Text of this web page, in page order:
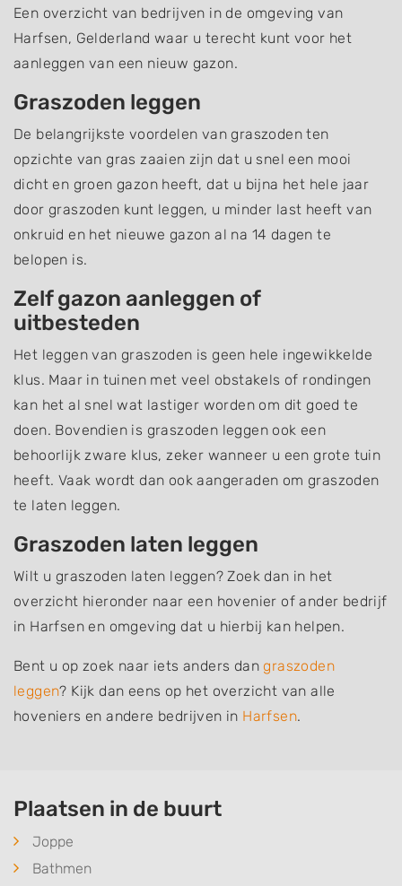
Een overzicht van bedrijven in de omgeving van
Harfsen, Gelderland waar u terecht kunt voor het
aanleggen van een nieuw gazon.
Graszoden leggen
De belangrijkste voordelen van graszoden ten
opzichte van gras zaaien zijn dat u snel een mooi
dicht en groen gazon heeft, dat u bijna het hele jaar
door graszoden kunt leggen, u minder last heeft van
onkruid en het nieuwe gazon al na 14 dagen te
belopen is.
Zelf gazon aanleggen of
uitbesteden
Het leggen van graszoden is geen hele ingewikkelde
klus. Maar in tuinen met veel obstakels of rondingen
kan het al snel wat lastiger worden om dit goed te
doen. Bovendien is graszoden leggen ook een
behoorlijk zware klus, zeker wanneer u een grote tuin
heeft. Vaak wordt dan ook aangeraden om graszoden
te laten leggen.
Graszoden laten leggen
Wilt u graszoden laten leggen? Zoek dan in het
overzicht hieronder naar een hovenier of ander bedrijf
in Harfsen en omgeving dat u hierbij kan helpen.
Bent u op zoek naar iets anders dangraszoden
leggen? Kijk dan eens op het overzicht van alle
hoveniers en andere bedrijven in Harfsen.
Plaatsen in de buurt
Joppe
Bathmen